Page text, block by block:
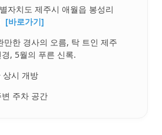
자치도 제주시 애월읍 봉성리
[바로가기]
만한 경사의 오름, 탁 트인 제주
, 5월의 푸른 신록.
상시 개방
주차 공간